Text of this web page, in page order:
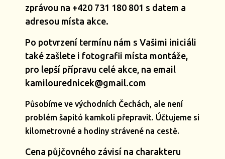
zprávou na +420 731 180 801 s datem a
adresou místa akce.
Po potvrzení termínu nám s Vašimi iniciáli
také zašlete i fotografii místa montáže,
pro lepší přípravu celé akce, na email
kamilourednicek@gmail.com
Působíme ve východních Čechách, ale není
problém šapitó kamkoli přepravit. Účtujeme si
kilometrovné a hodiny strávené na cestě.
Cena půjčovného závisí na charakteru